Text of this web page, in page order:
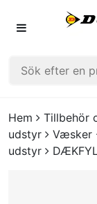
HEM
Hem Tillbehör
udstyr
Væsker
udstyr